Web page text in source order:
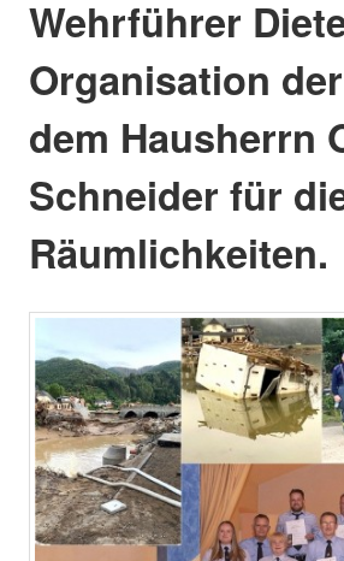
Wehrführer
Organisation
dem Hausherrn
Schneider für
Räumlichkeiten.